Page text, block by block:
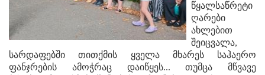
წყალსაწრეტი
ღარები
ახლებით
შეიცვალა,
სარდაფებში თითქმის ყველა მხარეს საჰაერო
ფანჯრების ამოჭრაც დაიწყეს... თუმცა მწვავე